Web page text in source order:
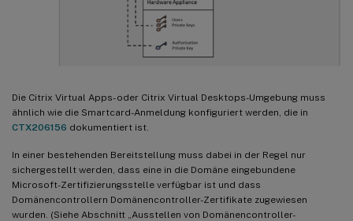
Die Citrix Virtual Apps- oder Citrix Virtual Desktops-Umgebung muss
ähnlich wie die Smartcard-Anmeldung konfiguriert werden, die in
CTX206156 dokumentiert ist.
In einer bestehenden Bereitstellung muss dabei in der Regel nur
sichergestellt werden, dass eine in die Domäne eingebundene
Microsoft-Zertifizierungsstelle verfügbar ist und dass
Domänencontrollern Domänencontroller-Zertifikate zugewiesen
wurden. (Siehe Abschnitt „Ausstellen von Domänencontroller-